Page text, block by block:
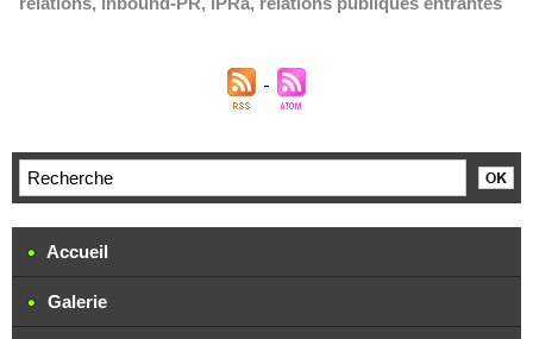
Accueil
Galerie